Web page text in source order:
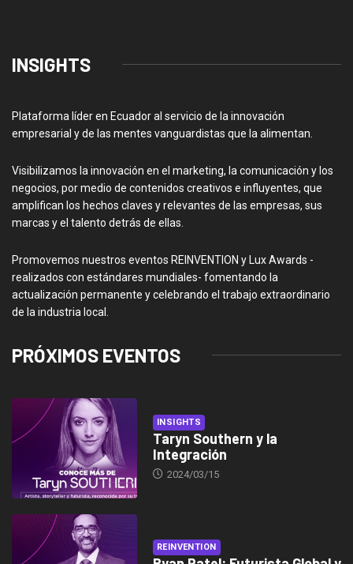
INSIGHTS
Plataforma líder en Ecuador al servicio de la innovación
empresarial y de las mentes vanguardistas que la alimentan.
Visibilizamos la innovación en el marketing, la comunicación y los
negocios, por medio de contenidos creativos e influyentes, que
amplifican los hechos claves y relevantes de las empresas, sus
marcas y el talento detrás de ellas.
Promovemos nuestros eventos REINVENTION y Lux Awards -
realizados con estándares mundiales- fomentando la
actualización permanente y celebrando el trabajo extraordinario
de la industria local.
PRÓXIMOS EVENTOS
INSIGHTS
Taryn Southern y la
Integración
2024/03/15
REINVENTION